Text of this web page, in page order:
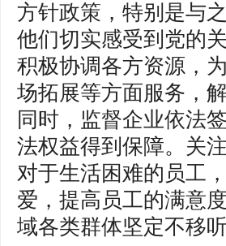
方针政策，特别是与
他们切实感受到党的
积极协调各方资源，
场拓展等方面服务，
同时，监督企业依法
法权益得到保障。关
对于生活困难的员工
爱，提高员工的满意
域各类群体坚定不移